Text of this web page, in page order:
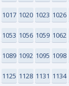
1017 1020 1023 1026
1053 1056 1059 1062
1089 1092 1095 1098
1125 1128 1131 1134